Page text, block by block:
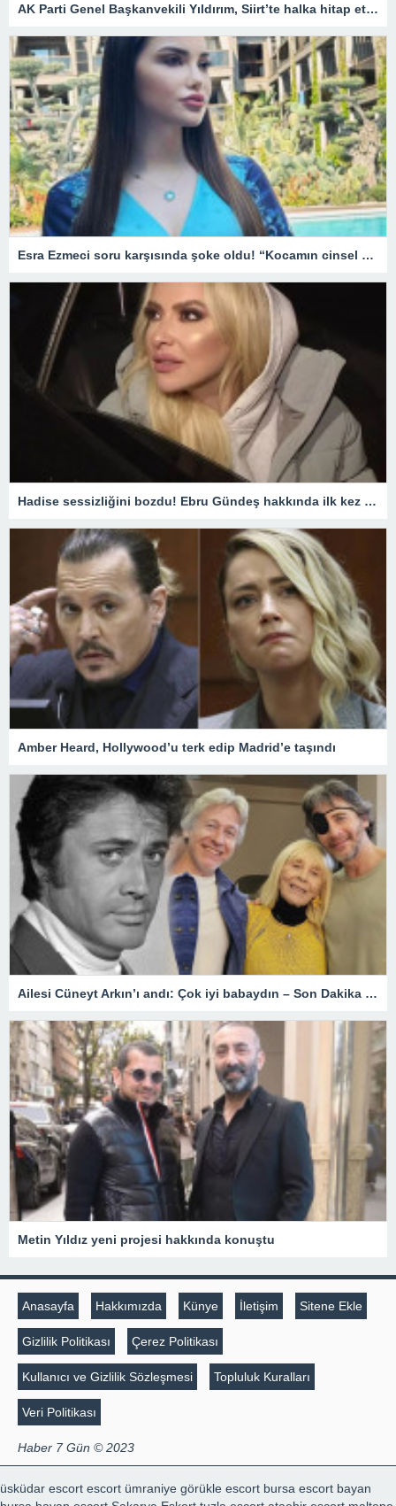
AK Parti Genel Başkanvekili Yıldırım, Siirt’te halka hitap etti Açıklaması
Esra Ezmeci soru karşısında şoke oldu! “Kocamın cinsel organı küçük tuzlu suyla…”
Hadise sessizliğini bozdu! Ebru Gündeş hakkında ilk kez konuştu
Amber Heard, Hollywood’u terk edip Madrid’e taşındı
Ailesi Cüneyt Arkın’ı andı: Çok iyi babaydın – Son Dakika Magazin Haberleri
Metin Yıldız yeni projesi hakkında konuştu
Anasayfa Hakkımızda Künye İletişim Sitene Ekle
Gizlilik Politikası Çerez Politikası
Kullanıcı ve Gizlilik Sözleşmesi Topluluk Kuralları
Veri Politikası
Haber 7 Gün © 2023
üsküdar escort escort ümraniye görükle escort bursa escort bayan